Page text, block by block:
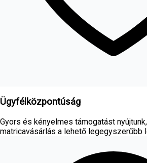
Ügyfélközpontúság
Gyors és kényelmes támogatást
matricavásárlás a lehető legegyszerűbb